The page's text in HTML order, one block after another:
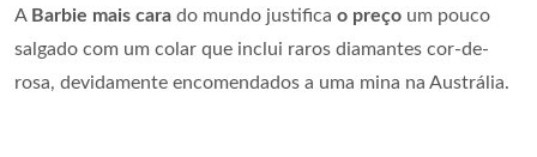
A Barbie mais cara do mundo justifica o preço um pouco
salgado com um colar que inclui raros diamantes cor-de-
rosa, devidamente encomendados a uma mina na Austrália.